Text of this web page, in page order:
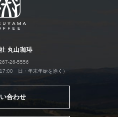
丸山珈琲
26-5556
日・年末年始を除く）
合わせ